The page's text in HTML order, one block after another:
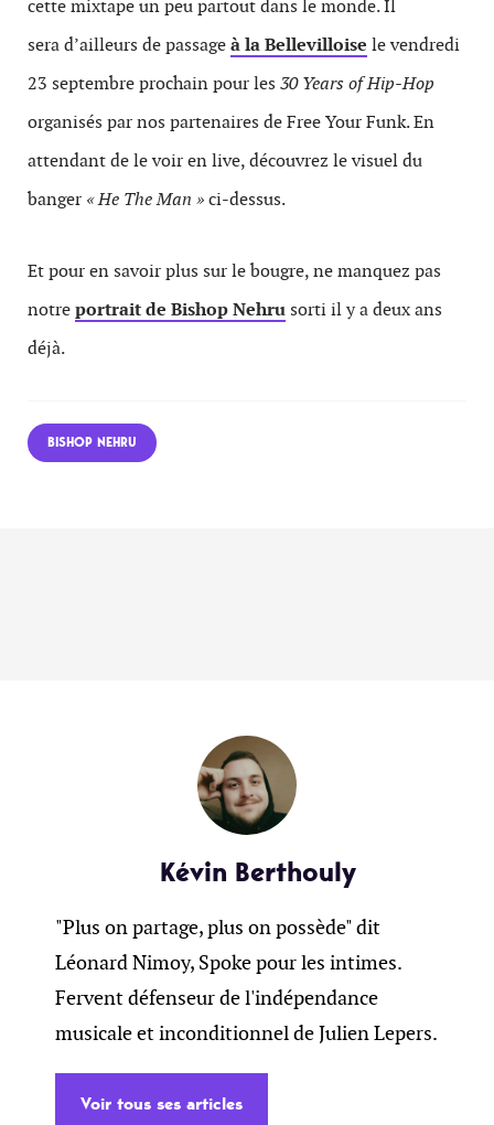
cette mixtape un peu partout dans le monde. Il
sera d’ailleurs de passageà la Bellevilloise le vendredi
23 septembre prochain pour les 30 Years of Hip-Hop
organisés par nos partenaires de Free Your Funk. En
attendant de le voir en live, découvrez le visuel du
banger « He The Man »ci-dessus.
Et pour en savoir plus sur le bougre, ne manquez pas
notreportrait de Bishop Nehru sorti il y a deux ans
déjà.
BISHOP NEHRU
Kévin Berthouly
"Plus on partage, plus on possède" dit
Léonard Nimoy, Spoke pour les intimes.
Fervent défenseur de l'indépendance
musicale et inconditionnel de Julien Lepers.
Voir tous ses articles